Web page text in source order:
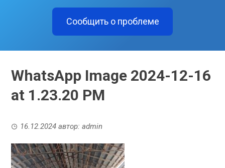
Сообщить о проблеме
WhatsApp Image 2024-12-16
at 1.23.20 PM
16.12.2024 автор:admin